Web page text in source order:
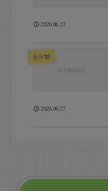
2026.06.27
未分類
2026.06.27